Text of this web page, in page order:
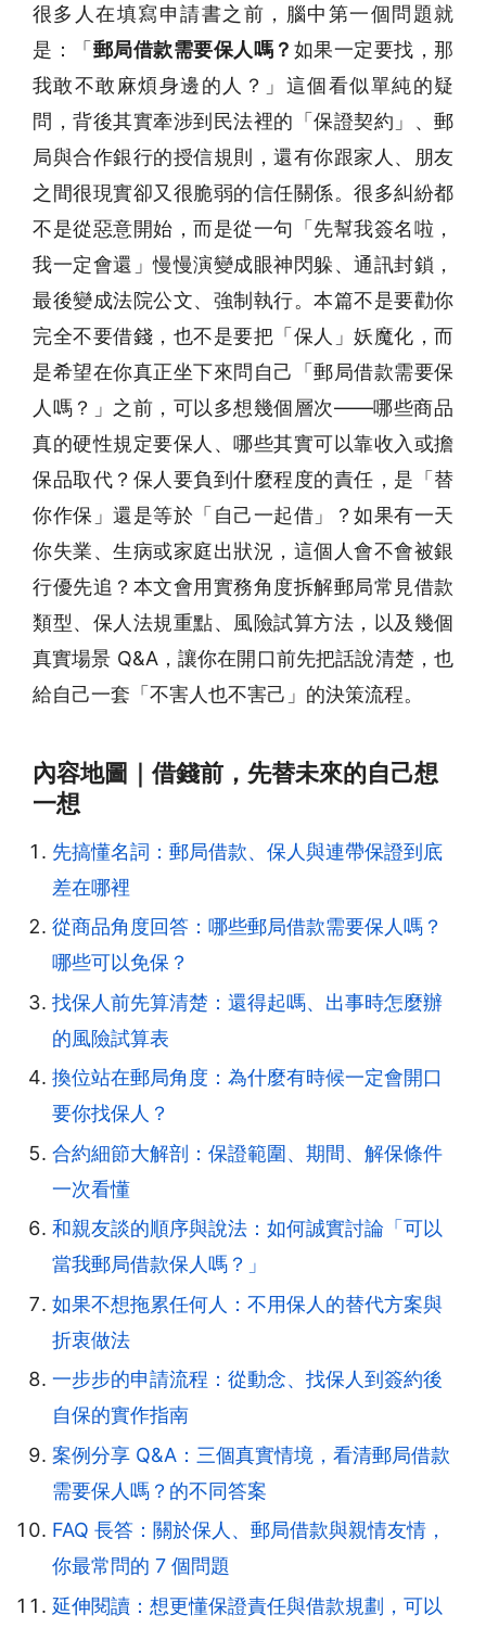
很多人在填寫申請書之前，腦中第一個問題就
是：「郵局借款需要保人嗎？ 如果一定要找，那
我敢不敢麻煩身邊的人？」這個看似單純的疑
問，背後其實牽涉到民法裡的「保證契約」、郵
局與合作銀行的授信規則，還有你跟家人、朋友
之間很現實卻又很脆弱的信任關係。很多糾紛都
不是從惡意開始，而是從一句「先幫我簽名啦，
我一定會還」慢慢演變成眼神閃躲、通訊封鎖，
最後變成法院公文、強制執行。本篇不是要勸你
完全不要借錢，也不是要把「保人」妖魔化，而
是希望在你真正坐下來問自己「郵局借款需要保
人嗎？」之前，可以多想幾個層次——哪些商品
真的硬性規定要保人、哪些其實可以靠收入或擔
保品取代？保人要負到什麼程度的責任，是「替
你作保」還是等於「自己一起借」？如果有一天
你失業、生病或家庭出狀況，這個人會不會被銀
行優先追？本文會用實務角度拆解郵局常見借款
類型、保人法規重點、風險試算方法，以及幾個
真實場景 Q&A，讓你在開口前先把話說清楚，也
給自己一套「不害人也不害己」的決策流程。
內容地圖｜借錢前，先替未來的自己想
一想
先搞懂名詞：郵局借款、保人與連帶保證到底
差在哪裡
從商品角度回答：哪些郵局借款需要保人嗎？
哪些可以免保？
找保人前先算清楚：還得起嗎、出事時怎麼辦
的風險試算表
換位站在郵局角度：為什麼有時候一定會開口
要你找保人？
合約細節大解剖：保證範圍、期間、解保條件
一次看懂
和親友談的順序與說法：如何誠實討論「可以
當我郵局借款保人嗎？」
如果不想拖累任何人：不用保人的替代方案與
折衷做法
一步步的申請流程：從動念、找保人到簽約後
自保的實作指南
案例分享 Q&A：三個真實情境，看清郵局借款
需要保人嗎？的不同答案
FAQ 長答：關於保人、郵局借款與親情友情，
你最常問的 7 個問題
延伸閱讀：想更懂保證責任與借款規劃，可以